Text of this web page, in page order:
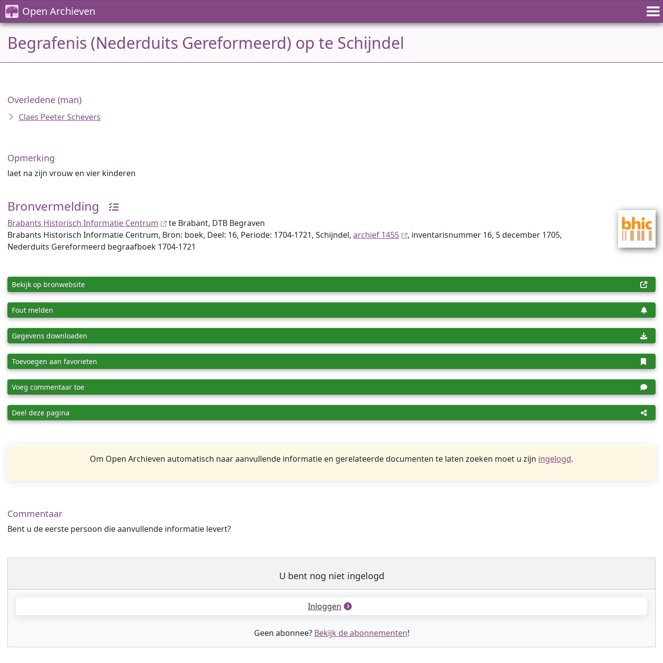
Open Archieven
Begrafenis (Nederduits Gereformeerd) op te Schijndel
Overledene (man)
Claes Peeter Schevers
Opmerking
laet na zijn vrouw en vier kinderen
Bronvermelding
Brabants Historisch Informatie Centrum
te Brabant, DTB Begraven
Brabants Historisch Informatie Centrum, Bron: boek, Deel: 16, Periode: 1704-1721, Schijndel, archief 1455
, inventaris­num­mer 16, 5 december 1705,
Nederduits Gereformeerd begraafboek 1704-1721
Bekijk op bronwebsite
Fout melden
Gegevens downloaden
Toevoegen aan favorieten
Voeg commentaar toe
Deel deze pagina
Om Open Archieven automatisch naar aanvullende informatie en gerelateerde documenten te laten zoeken moet u zijn ingelogd.
Commentaar
Bent u de eerste persoon die aanvullende informatie levert?
U bent nog niet ingelogd
Inloggen
Geen abonnee? Bekijk de abonnementen!